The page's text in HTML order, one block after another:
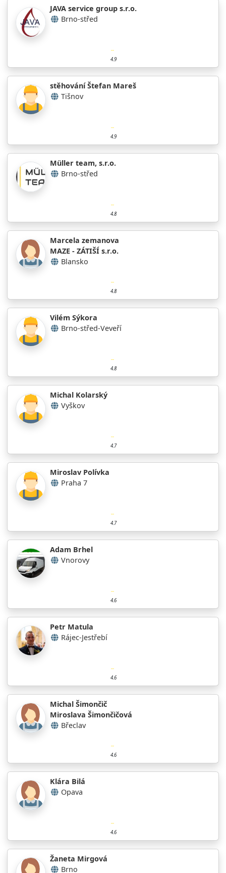
JAVA service group s.r.o.
Brno-střed
4.9
stěhování Štefan Mareš
Tišnov
4.9
Müller team, s.r.o.
Brno-střed
4.8
Marcela zemanova
MAZE - ZÁTIŠÍ s.r.o.
Blansko
4.8
Vilém Sýkora
Brno-střed-Veveří
4.8
Michal Kolarský
Vyškov
4.7
Miroslav Polívka
Praha 7
4.7
Adam Brhel
Vnorovy
4.6
Petr Matula
Rájec-Jestřebí
4.6
Michal Šimončič
Miroslava Šimončičová
Břeclav
4.6
Klára Bilá
Opava
4.6
Žaneta Mirgová
Brno